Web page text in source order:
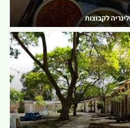
לקבוצות
לפרטים נוספים